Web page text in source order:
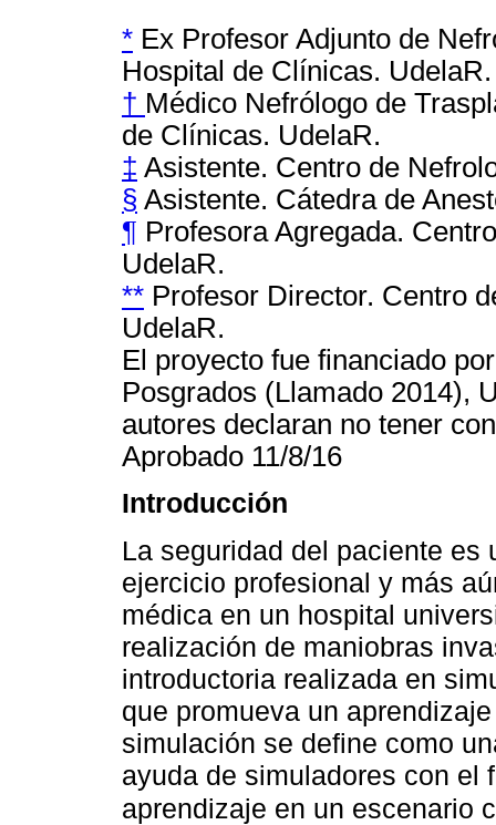
* Ex Profesor Adjunto de
Hospital de Clínicas. UdelaR.
† Médico Nefrólogo de
de Clínicas. UdelaR.
‡ Asistente. Centro de
§ Asistente. Cátedra de
¶ Profesora Agregada.
UdelaR.
** Profesor Director. Centro
UdelaR.
El proyecto fue financiado
Posgrados (Llamado 2014),
autores declaran no tener
Aprobado 11/8/16
Introducción
La seguridad del paciente es
ejercicio profesional y más
médica en un hospital
realización de maniobras
introductoria realizada en
que promueva un
simulación se define como
ayuda de simuladores con el
aprendizaje en un escenario